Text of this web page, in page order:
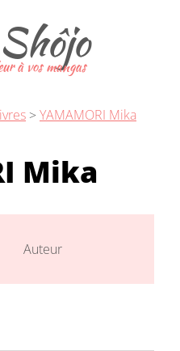
à vos mangas
>YAMAMORI Mika
Mika
Auteur